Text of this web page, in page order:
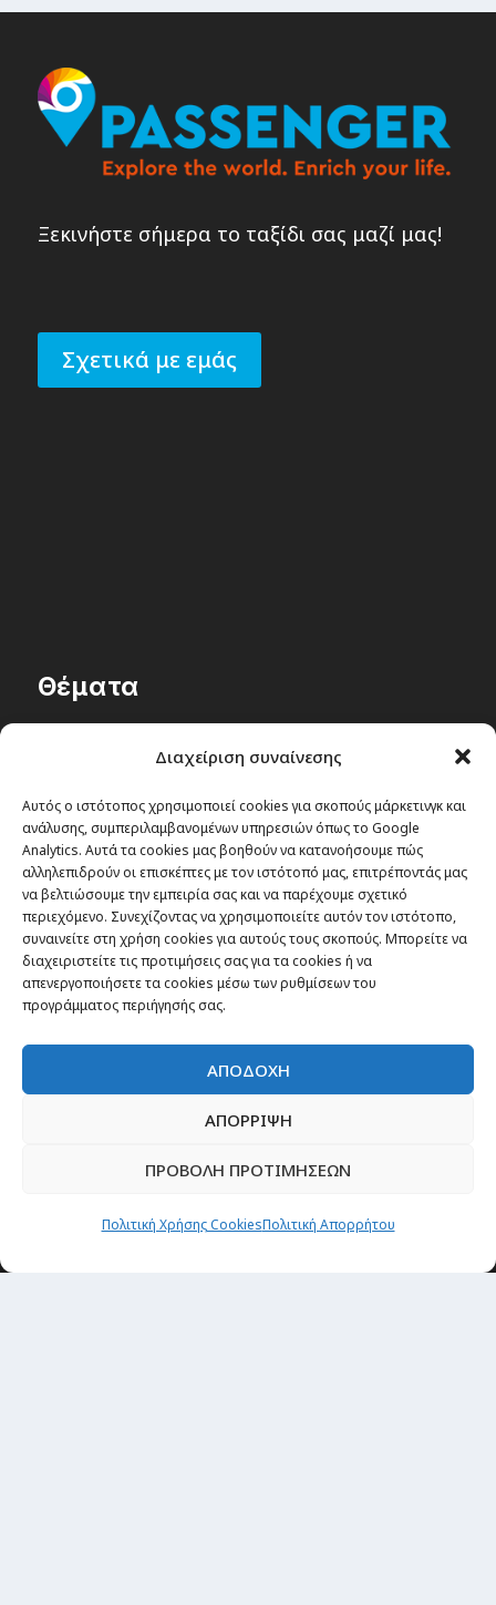
Διαχείριση συναίνεσης
Αυτός ο ιστότοπος χρησιμοποιεί cookies για σκοπούς μάρκετινγκ και
ανάλυσης, συμπεριλαμβανομένων υπηρεσιών όπως το Google
Analytics. Αυτά τα cookies μας βοηθούν να κατανοήσουμε πώς
αλληλεπιδρούν οι επισκέπτες με τον ιστότοπό μας, επιτρέποντάς μας
να βελτιώσουμε την εμπειρία σας και να παρέχουμε σχετικό
περιεχόμενο. Συνεχίζοντας να χρησιμοποιείτε αυτόν τον ιστότοπο,
συναινείτε στη χρήση cookies για αυτούς τους σκοπούς. Μπορείτε να
διαχειριστείτε τις προτιμήσεις σας για τα cookies ή να
απενεργοποιήσετε τα cookies μέσω των ρυθμίσεων του
προγράμματος περιήγησής σας.
ΑΠΟΔΟΧΗ
ΑΠΟΡΡΙΨΗ
ΠΡΟΒΟΛΗ ΠΡΟΤΙΜΗΣΕΩΝ
Πολιτική Χρήσης CookiesΠολιτική Απορρήτου
Ξεκινήστε σήμερα το ταξίδι σας μαζί μας!
Σχετικά με εμάς
Θέματα
TRAVEL NEWS
Οργάνωσε το ταξίδι σου
CITY and CULTURE